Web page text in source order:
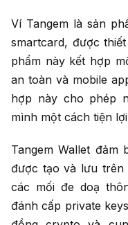
Ví Tangem là sản
smartcard, được
phẩm này kết hợp
an toàn và mobile
hợp này cho phép
mình một cách tiện
Tangem Wallet đảm
được tạo và lưu trên
các mối đe doạ
đánh cấp private